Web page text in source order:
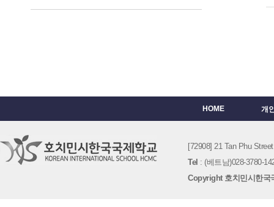
HOME 개
[72908] 21 Tan Phu
Tel : (베트남)028-3780-
Copyright 호치민시한국